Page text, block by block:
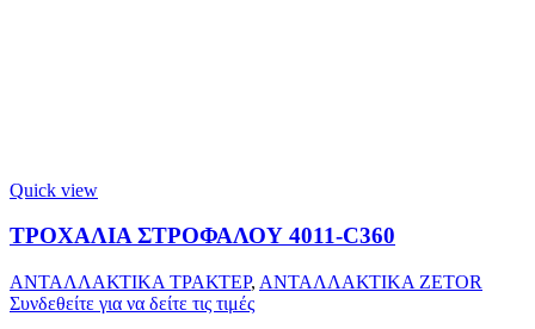
Quick view
ΤΡΟΧΑΛΙΑ ΣΤΡΟΦΑΛΟΥ 4011-C360
ΑΝΤΑΛΛΑΚΤΙΚΑ ΤΡΑΚΤΕΡ, ΑΝΤΑΛΛΑΚΤΙΚΑ ZETOR
Συνδεθείτε για να δείτε τις τιμές